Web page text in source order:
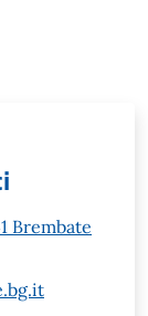
Brembate